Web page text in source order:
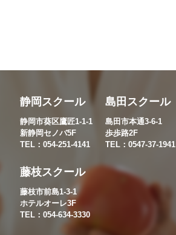
静岡スクール
静岡市葵区鷹匠1-1-1
新静岡セノバ5F
TEL：054-251-4141
島田スクール
島田市本通3-6-1
歩歩路2F
TEL：0547-37-1941
藤枝スクール
藤枝市前島1-3-1
ホテルオーレ3F
TEL：054-634-3330